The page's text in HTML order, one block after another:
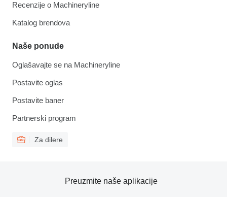
Recenzije o Machineryline
Katalog brendova
Naše ponude
Oglašavajte se na Machineryline
Postavite oglas
Postavite baner
Partnerski program
Za dilere
Preuzmite naše aplikacije